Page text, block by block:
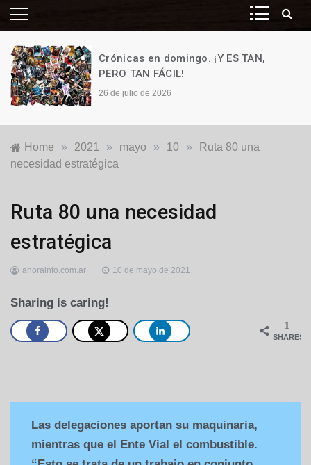
Crónicas en domingo. ¡Y ES TAN,
PERO TAN FÁCIL!
26 de julio de 2026
Home » 2021 » mayo » 10 »
Ruta 80 una
necesidad estratégica
Generales
,
Locales
Ruta 80 una necesidad
estratégica
ahorainfo.com.ar 10 de mayo de 2021
Sharing is caring!
1
SHARES
Las delegaciones aportan su maquinaria,
mientras que el Ente Vial el combustible.